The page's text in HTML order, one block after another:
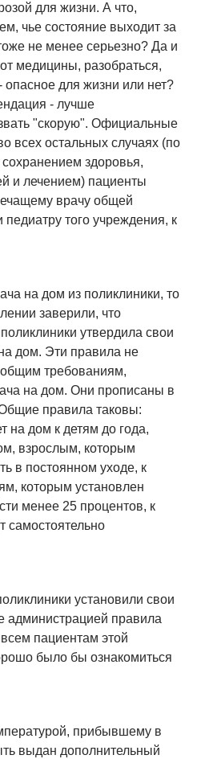
для жизни. А что,
чье состояние выходит за
не менее серьезно? Да и
медицины, разобраться,
опасное для жизни или нет?
- лучше
"скорую". Официальные
всех остальных случаях (по
здоровья,
и лечением) пациенты
врачу общей
педиатру того учреждения, к
на дом из поликлиники, то
заверили, что
утвердила свои
дом. Эти правила не
требованиям,
на дом. Они прописаны в
правила таковы:
на дом к детям до года,
взрослым, которым
в постоянном уходе, к
которым установлен
менее 25 процентов, к
самостоятельно
установили свои
администрацией правила
пациентам этой
было бы ознакомиться
прибывшему в
выдан дополнительный